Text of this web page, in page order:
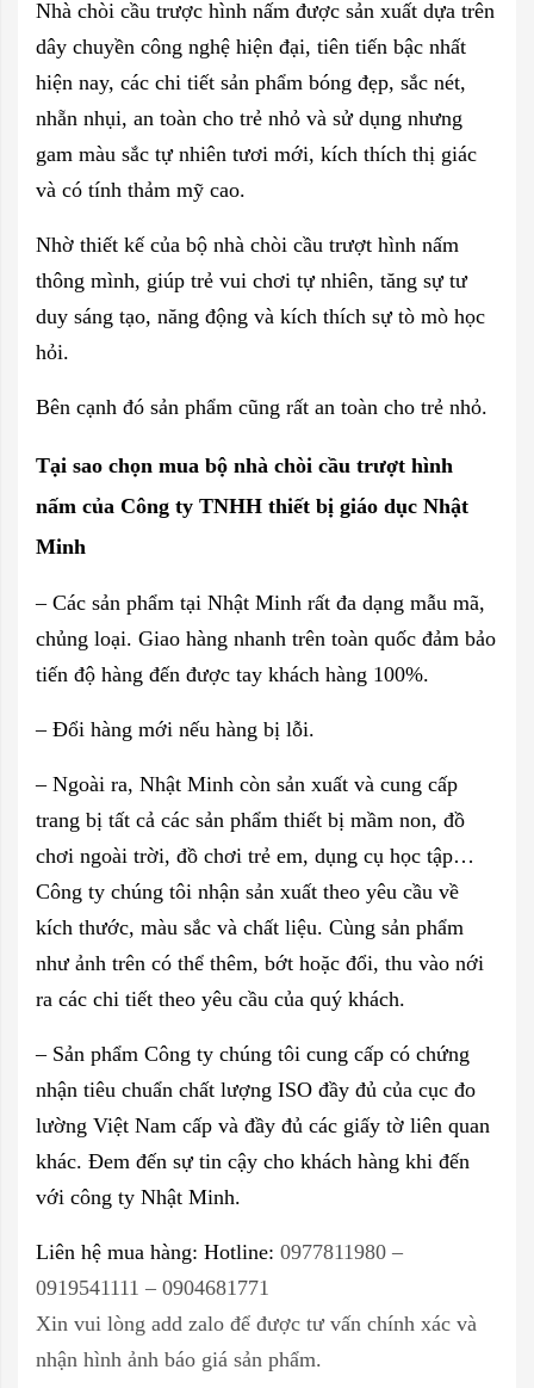
Nhà chòi cầu trược hình nấm được sản xuất dựa trên
dây chuyền công nghệ hiện đại, tiên tiến bậc nhất
hiện nay, các chi tiết sản phẩm bóng đẹp, sắc nét,
nhẵn nhụi, an toàn cho trẻ nhỏ và sử dụng nhưng
gam màu sắc tự nhiên tươi mới, kích thích thị giác
và có tính thảm mỹ cao.
Nhờ thiết kế của bộ nhà chòi cầu trượt hình nấm
thông mình, giúp trẻ vui chơi tự nhiên, tăng sự tư
duy sáng tạo, năng động và kích thích sự tò mò học
hỏi.
Bên cạnh đó sản phẩm cũng rất an toàn cho trẻ nhỏ.
Tại sao chọn mua bộ nhà chòi cầu trượt hình
nấm của Công ty TNHH thiết bị giáo dục Nhật
Minh
– Các sản phẩm tại Nhật Minh rất đa dạng mẫu mã,
chủng loại. Giao hàng nhanh trên toàn quốc đảm bảo
tiến độ hàng đến được tay khách hàng 100%.
– Đổi hàng mới nếu hàng bị lỗi.
– Ngoài ra, Nhật Minh còn sản xuất và cung cấp
trang bị tất cả các sản phẩm thiết bị mầm non, đồ
chơi ngoài trời, đồ chơi trẻ em, dụng cụ học tập…
Công ty chúng tôi nhận sản xuất theo yêu cầu về
kích thước, màu sắc và chất liệu. Cùng sản phẩm
như ảnh trên có thể thêm, bớt hoặc đổi, thu vào nới
ra các chi tiết theo yêu cầu của quý khách.
– Sản phẩm Công ty chúng tôi cung cấp có chứng
nhận tiêu chuẩn chất lượng ISO đầy đủ của cục đo
lường Việt Nam cấp và đầy đủ các giấy tờ liên quan
khác. Đem đến sự tin cậy cho khách hàng khi đến
với công ty Nhật Minh.
Liên hệ mua hàng: Hotline: 0977811980 –
0919541111 – 0904681771
Xin vui lòng add zalo để được tư vấn chính xác và
nhận hình ảnh báo giá sản phẩm.